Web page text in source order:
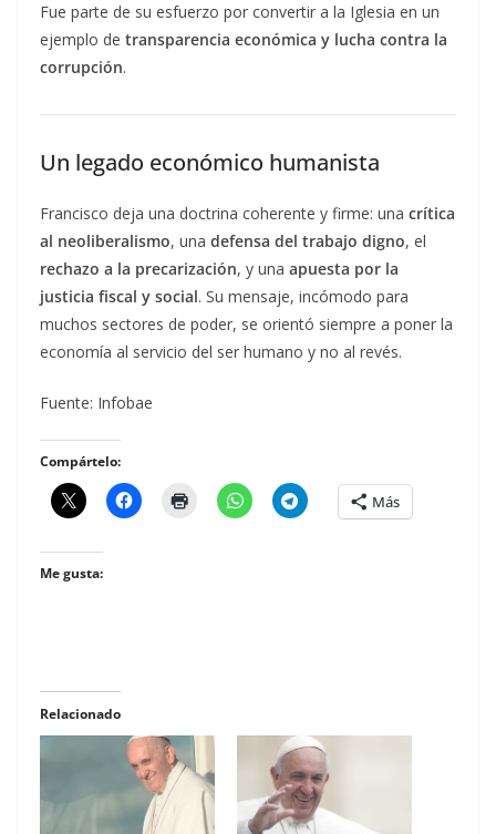
Fue parte de su esfuerzo por convertir a la Iglesia en un
ejemplo de transparencia económica y lucha contra la
corrupción.
Un legado económico humanista
Francisco deja una doctrina coherente y firme: una crítica
al neoliberalismo, una defensa del trabajo digno, el
rechazo a la precarización, y una apuesta por la
justicia fiscal y social. Su mensaje, incómodo para
muchos sectores de poder, se orientó siempre a poner la
economía al servicio del ser humano y no al revés.
Fuente: Infobae
Compártelo:
Más
Me gusta:
Relacionado